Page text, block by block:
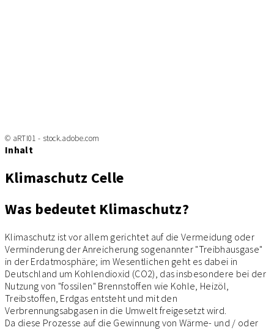
© aRTI01 - stock.adobe.com
Inhalt
Klimaschutz Celle
Was bedeutet Klimaschutz?
Klimaschutz ist vor allem gerichtet auf die Vermeidung oder
Verminderung der Anreicherung sogenannter "Treibhausgase"
in der Erdatmosphäre; im Wesentlichen geht es dabei in
Deutschland um Kohlendioxid (CO2), das insbesondere bei der
Nutzung von "fossilen" Brennstoffen wie Kohle, Heizöl,
Treibstoffen, Erdgas entsteht und mit den
Verbrennungsabgasen in die Umwelt freigesetzt wird.
Da diese Prozesse auf die Gewinnung von Wärme- und / oder